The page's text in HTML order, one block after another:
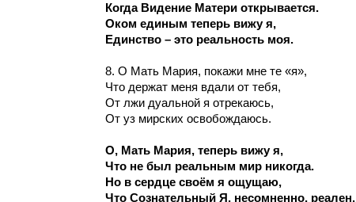
Когда Видение Матери открывается.
Оком единымтеперь вижу я,
Единство – это реальность моя.
8. О Мать Мария, покажи мне те «я»,
Что держат меня вдали от тебя,
От лжи дуальной я отрекаюсь,
От уз мирских освобождаюсь.
О, Мать Мария, теперь вижу я,
Что не был реальным мир никогда.
Но в сердце своём я ощущаю,
Что Сознательный Я, несомненно, реален.